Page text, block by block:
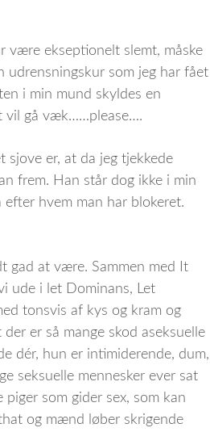
være ekseptionelt slemt, måske
udrensningskur som jeg har fået
i min mund skyldes en
vil gå væk……please….
sjove er, at da jeg tjekkede
frem. Han står dog ikke i min
hvem man har blokeret.
gad at være. Sammen med It
ude i let Dominans, Let
tonsvis af kys og kram og
er så mange skod aseksuelle
dér, hun er intimiderende, dum,
seksuelle mennesker ever sat
som gider sex, som kan
og mænd løber skrigende